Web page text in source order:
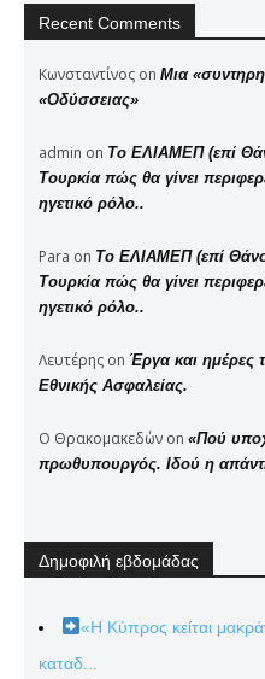
Recent Comments
Κωνσταντίνος on Μια
«Οδύσσειας»
admin on Το ΕΛΙΑΜΕΠ (επί
Τουρκία πώς θα γίνει
ηγετικό ρόλο..
Para on Το ΕΛΙΑΜΕΠ (επί
Τουρκία πώς θα γίνει
ηγετικό ρόλο..
Λευτέρης on Έργα και ημέρες
Εθνικής Ασφαλείας.
Ο Θρακομακεδών on «Πού
πρωθυπουργός. Ιδού η
Δημοφιλή εβδομάδας
«Η Κύπρος κείται
καταδ...